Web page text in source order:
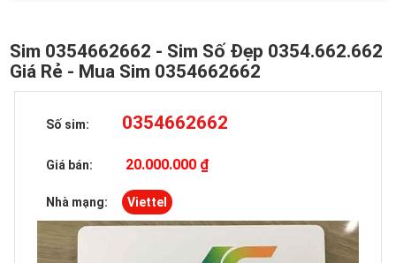
Sim 0354662662 - Sim Số Đẹp 0354.662.662
Giá Rẻ - Mua Sim 0354662662
Số sim: 0354662662
Giá bán: 20.000.000 ₫
Nhà mạng: Viettel